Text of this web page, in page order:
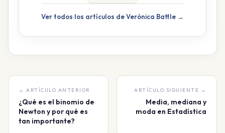
Ver todos los artículos de Verónica Battle →
← ARTÍCULO ANTERIOR
¿Qué es el binomio de
Newton y por qué es
tan importante?
ARTÍCULO SIGUIENTE →
Media, mediana y
moda en Estadística